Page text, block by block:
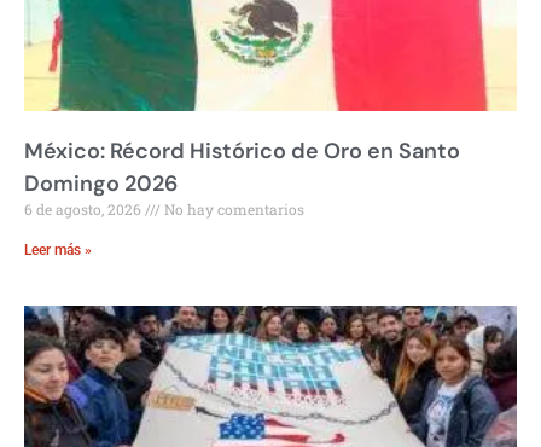
México: Récord Histórico de Oro en Santo
Domingo 2026
6 de agosto, 2026 No hay comentarios
Leer más »